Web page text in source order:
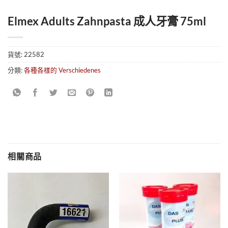
Elmex Adults Zahnpasta 成人牙膏 75ml
貨號: 22582
分類:各種各樣的 Verschiedenes
相關商品